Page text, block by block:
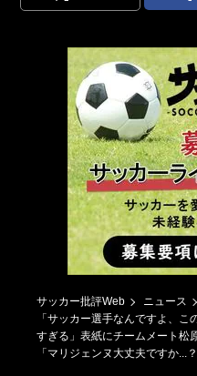
サッカー批評Web ニュース
「サッカー選手なんですよ、
すぎる」表紙にチームメート松
「マリジェンヌ大丈夫ですか...？